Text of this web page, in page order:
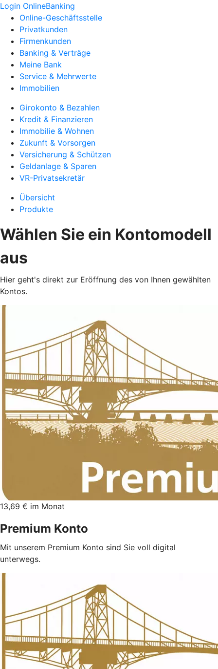
Login OnlineBanking
Online-Geschäftsstelle
Privatkunden
Firmenkunden
Banking & Verträge
Meine Bank
Service & Mehrwerte
Immobilien
Girokonto & Bezahlen
Kredit & Finanzieren
Immobilie & Wohnen
Zukunft & Vorsorgen
Versicherung & Schützen
Geldanlage & Sparen
VR-Privatsekretär
Übersicht
Produkte
Wählen Sie ein Kontomodell
aus
Hier geht's direkt zur Eröffnung des von Ihnen gewählten
Kontos.
13,69 € im Monat
Premium Konto
Mit unserem Premium Konto sind Sie voll digital
unterwegs.